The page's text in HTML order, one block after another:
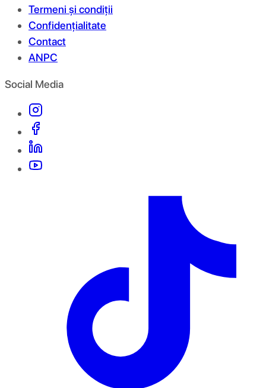
Termeni și condiții
Confidențialitate
Contact
ANPC
Social Media